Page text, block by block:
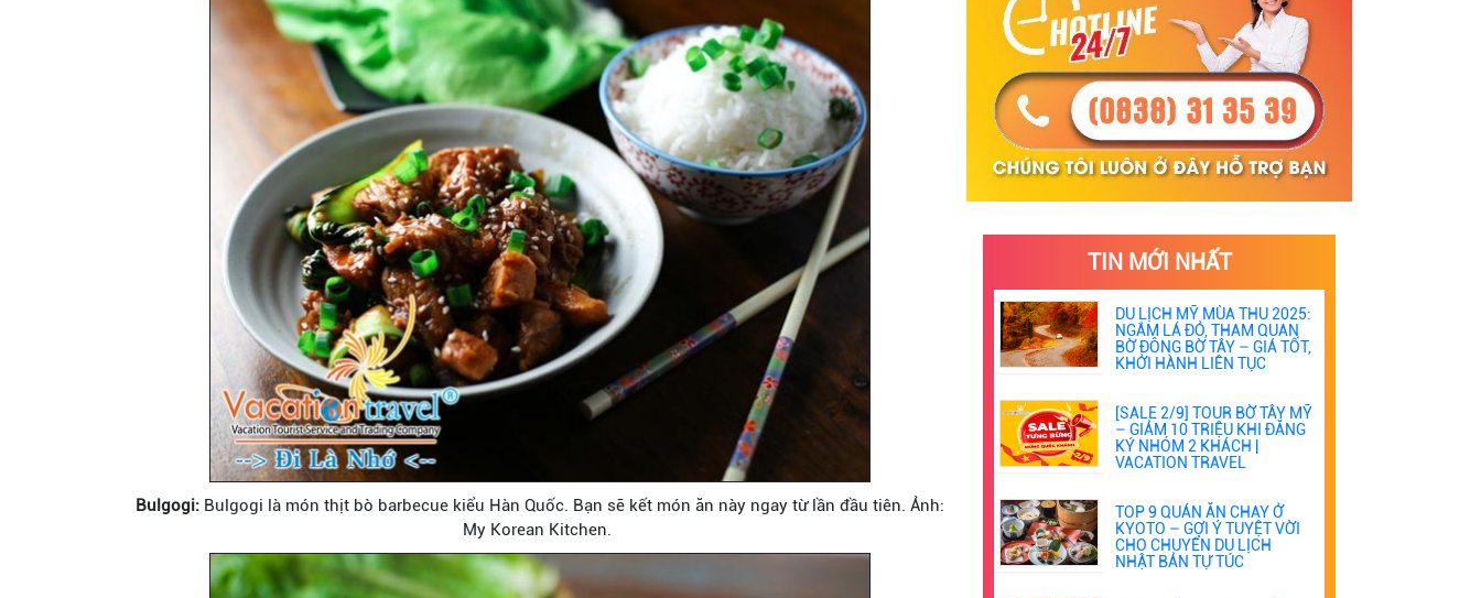
Bulgogi:Bulgogi là món thịt bò barbecue kiểu Hàn Quốc. Bạn sẽ kết món ăn này ngay từ lần đầu tiên. Ảnh:
My Korean Kitchen.
TIN MỚI NHẤT
DU LỊCH MỸ MÙA THU 2025:
NGẮM LÁ ĐỎ, THAM QUAN
BỜ ĐÔNG BỜ TÂY – GIÁ TỐT,
KHỞI HÀNH LIÊN TỤC
[SALE 2/9] TOUR BỜ TÂY MỸ
– GIẢM 10 TRIỆU KHI ĐĂNG
KÝ NHÓM 2 KHÁCH |
VACATION TRAVEL
TOP 9 QUÁN ĂN CHAY Ở
KYOTO – GỢI Ý TUYỆT VỜI
CHO CHUYẾN DU LỊCH
NHẬT BẢN TỰ TÚC